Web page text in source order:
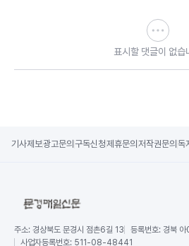
표시할 댓글이 없습
기사제보광고문의 구독신청제휴문의 저작권문의 독
주소: 경상북도 문경시 점촌6길 13 등록번호: 경북
사업자등록번호: 511-08-48441